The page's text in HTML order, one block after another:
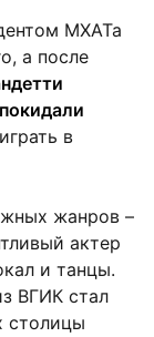
МХАТа
а после
в
жанров –
актер
и танцы.
ВГИК стал
столицы